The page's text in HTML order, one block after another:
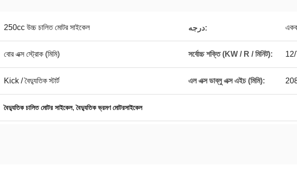
250cc উচ্চ চালিত মোটর সাইকেল درجه: একক
বোর এক্স স্ট্রোক (মিমি) সর্বোচ্চ শক্তি (KW / R / মিনিট):
Kick / বৈদ্যুতিক স্টার্ট এল এক্স ডাব্লু এক্স এইচ (মিমি):
বৈদ্যুতিক চালিত মোটর সাইকেল,বৈদ্যুতিক ভ্রমণ মোটরসাইকেল